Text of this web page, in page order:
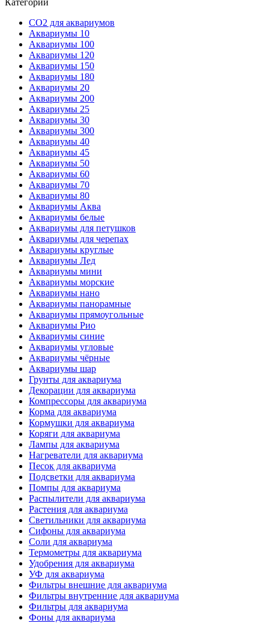
Категории
CO2 для аквариумов
Аквариумы 10
Аквариумы 100
Аквариумы 120
Аквариумы 150
Аквариумы 180
Аквариумы 20
Аквариумы 200
Аквариумы 25
Аквариумы 30
Аквариумы 300
Аквариумы 40
Аквариумы 45
Аквариумы 50
Аквариумы 60
Аквариумы 70
Аквариумы 80
Аквариумы Аква
Аквариумы белые
Аквариумы для петушков
Аквариумы для черепах
Аквариумы круглые
Аквариумы Лед
Аквариумы мини
Аквариумы морские
Аквариумы нано
Аквариумы панорамные
Аквариумы прямоугольные
Аквариумы Рио
Аквариумы синие
Аквариумы угловые
Аквариумы чёрные
Аквариумы шар
Грунты для аквариума
Декорации для аквариума
Компрессоры для аквариума
Корма для аквариума
Кормушки для аквариума
Коряги для аквариума
Лампы для аквариума
Нагреватели для аквариума
Песок для аквариума
Подсветки для аквариума
Помпы для аквариума
Распылители для аквариума
Растения для аквариума
Светильники для аквариума
Сифоны для аквариума
Соли для аквариума
Термометры для аквариума
Удобрения для аквариума
УФ для аквариума
Фильтры внешние для аквариума
Фильтры внутренние для аквариума
Фильтры для аквариума
Фоны для аквариума